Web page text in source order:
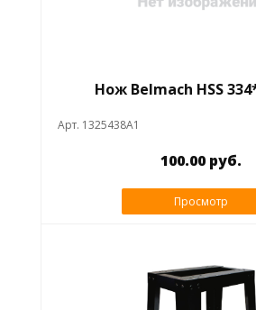
Нож Belmach HSS
Арт. 1325438A1
100.00 руб.
Просмотр